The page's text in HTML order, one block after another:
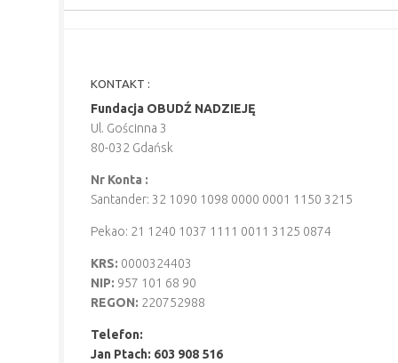
KONTAKT :
Fundacja OBUDŹ NADZIEJĘ
Ul. Gościnna 3
80-032 Gdańsk
Nr Konta :
Santander: 32 1090 1098 0000 0001 1150 3215
Pekao: 21 1240 1037 1111 0011 3125 0874
KRS: 0000324403
NIP: 957 101 68 90
REGON: 220752988
Telefon:
Jan Ptach: 603 908 516